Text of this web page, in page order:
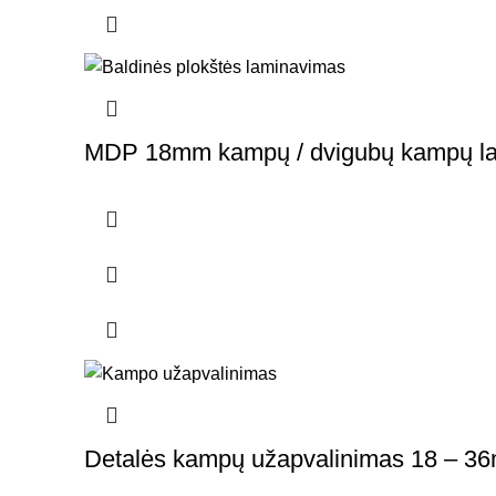
MDP 18mm kampų / dvigubų kampų
Detalės kampų užapvalinimas 18 –